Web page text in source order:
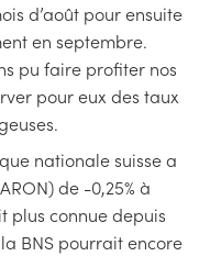
d’août pour ensuite
en septembre.
pu faire profiter nos
pour eux des taux
nationale suisse a
de -0,25% à
plus connue depuis
BNS pourrait encore